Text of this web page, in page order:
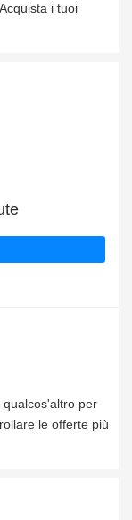
i tuoi
qualcos'altro per
le offerte più